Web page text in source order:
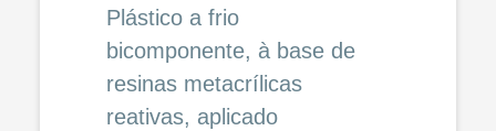
Plástico a frio
bicomponente, à base de
resinas metacrílicas
reativas, aplicado